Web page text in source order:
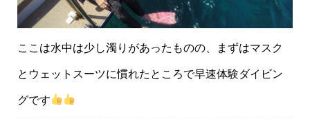
ここは水中は少し濁りがあったものの、まずはマスク
とウェットスーツに慣れたところで早速体験ダイビン
グです